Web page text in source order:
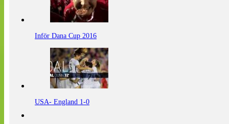
Inför Dana Cup 2016
USA- England 1-0